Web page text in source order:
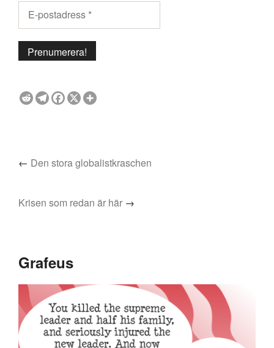
← Den stora globalistkraschen
Krisen som redan är här →
Grafeus